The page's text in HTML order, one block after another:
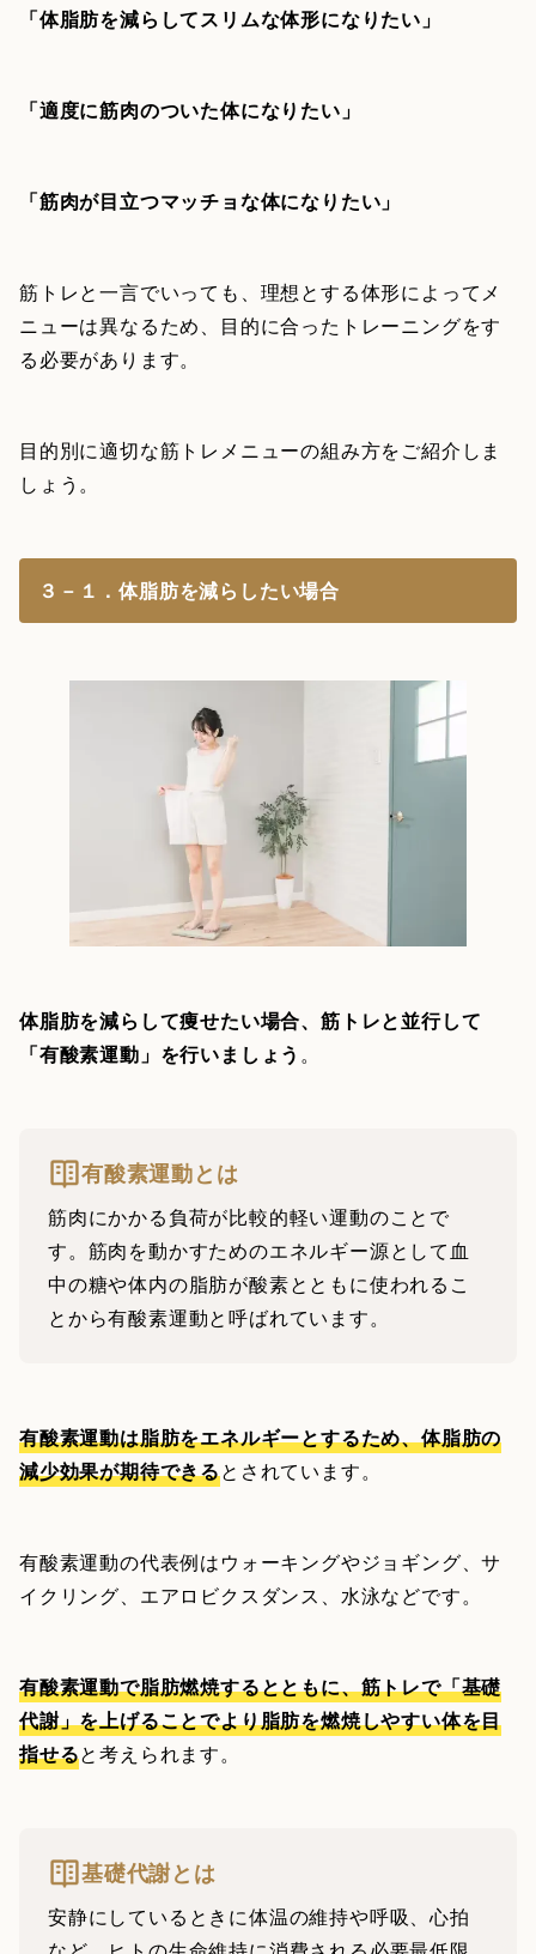
「体脂肪を減らしてスリムな体形になりたい」
「適度に筋肉のついた体になりたい」
「筋肉が目立つマッチョな体になりたい」
筋トレと一言でいっても、理想とする体形によってメ
ニューは異なるため、目的に合ったトレーニングをす
る必要があります。
目的別に適切な筋トレメニューの組み方をご紹介しま
しょう。
３－１．体脂肪を減らしたい場合
体脂肪を減らして痩せたい場合、筋トレと並行して
「有酸素運動」を行いましょう 。
有酸素運動とは
筋肉にかかる負荷が比較的軽い運動のことで
す。筋肉を動かすためのエネルギー源として血
中の糖や体内の脂肪が酸素とともに使われるこ
とから有酸素運動と呼ばれています。
有酸素運動は脂肪をエネルギーとするため、体脂肪の
減少効果が期待できるとされています。
有酸素運動の代表例はウォーキングやジョギング、サ
イクリング、エアロビクスダンス、水泳などです。
有酸素運動で脂肪燃焼するとともに、筋トレで「基礎
代謝」を上げることでより脂肪を燃焼しやすい体を目
指せると考えられます。
基礎代謝とは
安静にしているときに体温の維持や呼吸、心拍